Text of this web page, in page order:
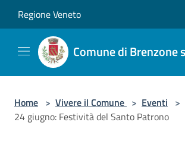
Regione Veneto
Comune di Brenzone
Home > Vivere il Comune > Eventi >
24 giugno: Festività del Santo Patrono